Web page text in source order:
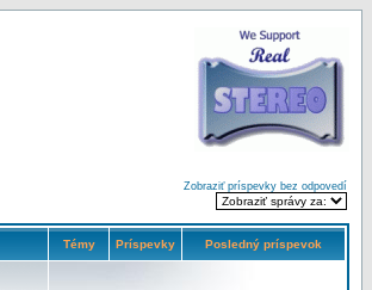
Zobraziť príspevky bez odpovedí
Témy Príspevky Posledný príspevok